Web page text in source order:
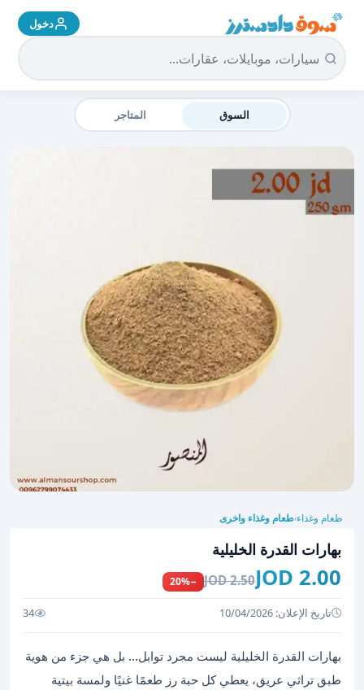
سوق دادسترز الرئيسية دخول
السوق المتاجر
طعام وغذاء›طعام وغذاء واخرى
بهارات القدرة الخليلية
2.00 JOD
2.50 JOD
−20%
تاريخ الإعلان: 10/04/2026 34
بهارات القدرة الخليلية ليست مجرد توابل… بل هي جزء من هوية
طبق تراثي عريق، يعطي كل حبة رز طعمًا غنيًا ولمسة بيتية